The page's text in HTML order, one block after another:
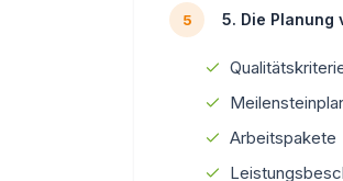
5 5. Die Planung
Arbeitspakete